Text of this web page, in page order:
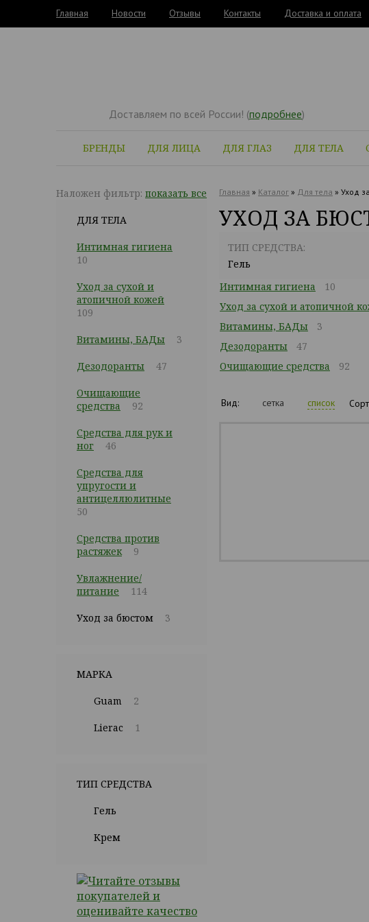
Главная Новости Отзывы Контакты Доставка и оплата
Доставляем по всей России! (подробнее)
БРЕНДЫ ДЛЯ ЛИЦА ДЛЯ ГЛАЗ ДЛЯ ТЕЛА
Наложен фильтр: показать все
ДЛЯ ТЕЛА
Интимная гигиена
10
Уход за сухой и
атопичной кожей
109
Витамины, БАДы 3
Дезодоранты 47
Очищающие
средства
92
Средства для рук и
ног
46
Средства для
упругости и
антицеллюлитные
50
Средства против
растяжек
9
Увлажнение/
питание
114
Уход за бюстом 3
МАРКА
Guam 2
Lierac 1
ТИП СРЕДСТВА
Гель
Крем
Главная » Каталог » Для тела » Уход
УХОД ЗА
ТИП СРЕДСТВА:
Гель
Интимная гигиена
10
Уход за сухой и атопичной
Витамины, БАДы
3
Дезодоранты
47
Очищающие средства
92
Вид: сетка список